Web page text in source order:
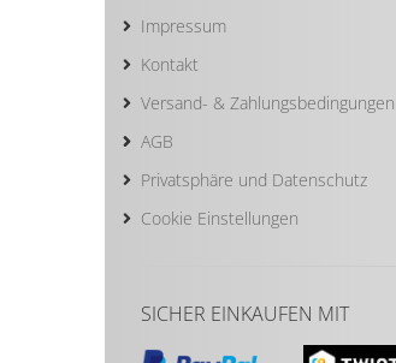
Impressum
Kontakt
Versand- & Zahlungsbedingungen
AGB
Privatsphäre und Datenschutz
Cookie Einstellungen
SICHER EINKAUFEN MIT